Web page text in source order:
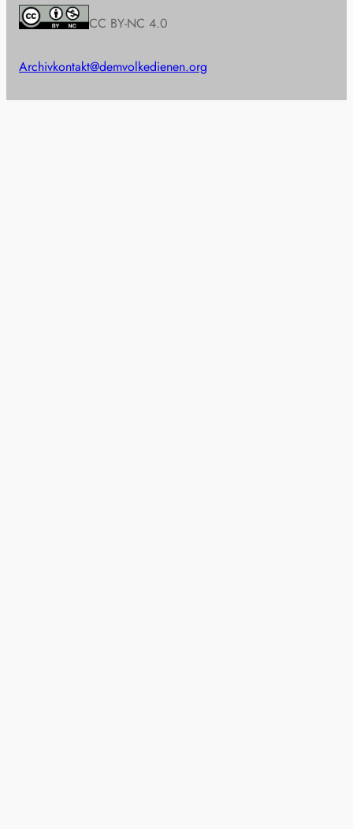
CC BY-NC 4.0
Archivkontakt@demvolkedienen.org